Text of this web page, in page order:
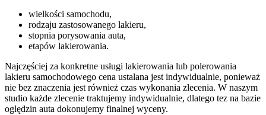
wielkości samochodu,
rodzaju zastosowanego lakieru,
stopnia porysowania auta,
etapów lakierowania.
Najczęściej za konkretne usługi lakierowania lub polerowania
lakieru samochodowego cena ustalana jest indywidualnie, ponieważ
nie bez znaczenia jest również czas wykonania zlecenia. W naszym
studio każde zlecenie traktujemy indywidualnie, dlatego tez na bazie
oględzin auta dokonujemy finalnej wyceny.